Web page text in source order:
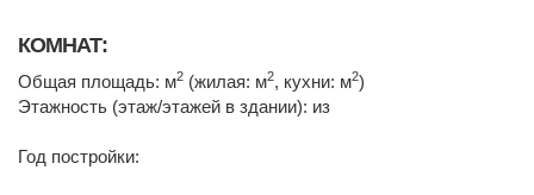
КОМНАТ:
Общая площадь: м2 (жилая: м2, кухни: м2)
Этажность (этаж/этажей в здании): из
Год постройки: